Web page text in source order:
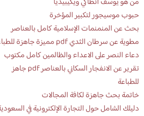
حبوب موسيجور لتكبير المؤخرة
بحث عن المنمنمات الإسلامية كامل بالعناصر
مطوية عن سرطان الثدي pdf مميزة جاهزة للطباعة
دعاء النصر على الاعداء والظالمين كامل مكتوب
تقرير عن الانفجار السكاني بالعناصر pdf جاهز
للطباعة
خاتمة بحث جاهزة لكافة المجالات
دليلك الشامل حول التجارة الإلكترونية في